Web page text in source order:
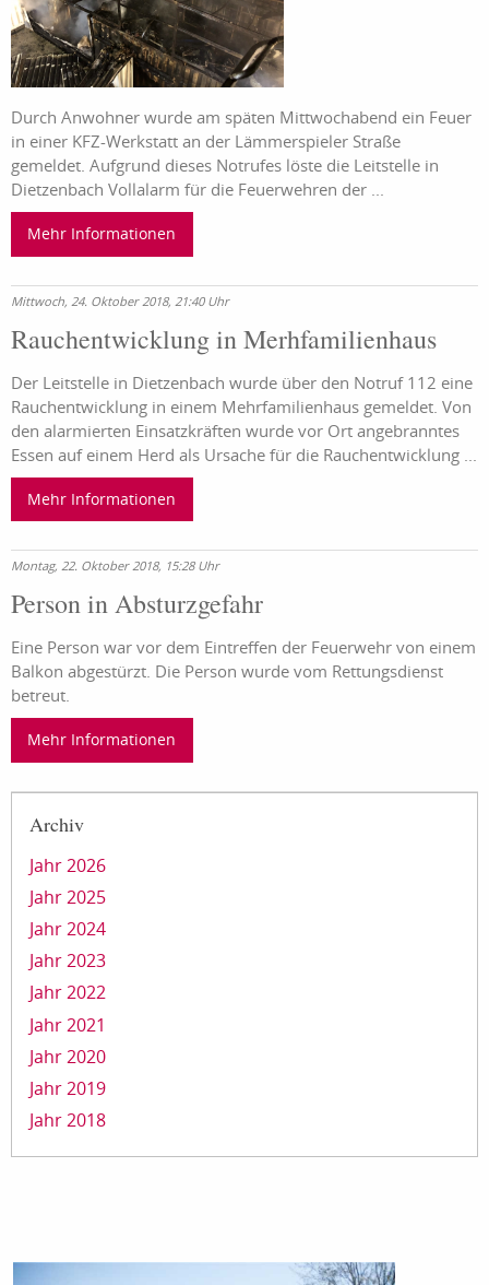
Durch Anwohner wurde am späten Mittwochabend ein Feuer
in einer KFZ-Werkstatt an der Lämmerspieler Straße
gemeldet. Aufgrund dieses Notrufes löste die Leitstelle in
Dietzenbach Vollalarm für die Feuerwehren der ...
Mehr Informationen
Mittwoch, 24. Oktober 2018, 21:40 Uhr
Rauchentwicklung in Merhfamilienhaus
Der Leitstelle in Dietzenbach wurde über den Notruf 112 eine
Rauchentwicklung in einem Mehrfamilienhaus gemeldet. Von
den alarmierten Einsatzkräften wurde vor Ort angebranntes
Essen auf einem Herd als Ursache für die Rauchentwicklung ...
Mehr Informationen
Montag, 22. Oktober 2018, 15:28 Uhr
Person in Absturzgefahr
Eine Person war vor dem Eintreffen der Feuerwehr von einem
Balkon abgestürzt. Die Person wurde vom Rettungsdienst
betreut.
Mehr Informationen
Archiv
Jahr 2026
Jahr 2025
Jahr 2024
Jahr 2023
Jahr 2022
Jahr 2021
Jahr 2020
Jahr 2019
Jahr 2018